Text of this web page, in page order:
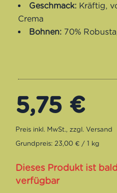
Geschmack:Kräftig,
Crema
Bohnen:70%
5,75 €
Grundpreis: 23,00 € / 1 kg
Dieses Produkt ist
verfügbar